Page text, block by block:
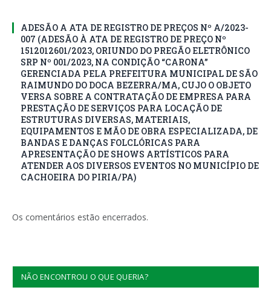
ADESÃO A ATA DE REGISTRO DE PREÇOS Nº A/2023-
007 (ADESÃO À ATA DE REGISTRO DE PREÇO Nº
1512012601/2023, ORIUNDO DO PREGÃO ELETRÔNICO
SRP Nº 001/2023, NA CONDIÇÃO “CARONA”
GERENCIADA PELA PREFEITURA MUNICIPAL DE SÃO
RAIMUNDO DO DOCA BEZERRA/MA, CUJO O OBJETO
VERSA SOBRE A CONTRATAÇÃO DE EMPRESA PARA
PRESTAÇÃO DE SERVIÇOS PARA LOCAÇÃO DE
ESTRUTURAS DIVERSAS, MATERIAIS,
EQUIPAMENTOS E MÃO DE OBRA ESPECIALIZADA, DE
BANDAS E DANÇAS FOLCLÓRICAS PARA
APRESENTAÇÃO DE SHOWS ARTÍSTICOS PARA
ATENDER AOS DIVERSOS EVENTOS NO MUNICÍPIO DE
CACHOEIRA DO PIRIA/PA)
Os comentários estão encerrados.
NÃO ENCONTROU O QUE QUERIA?